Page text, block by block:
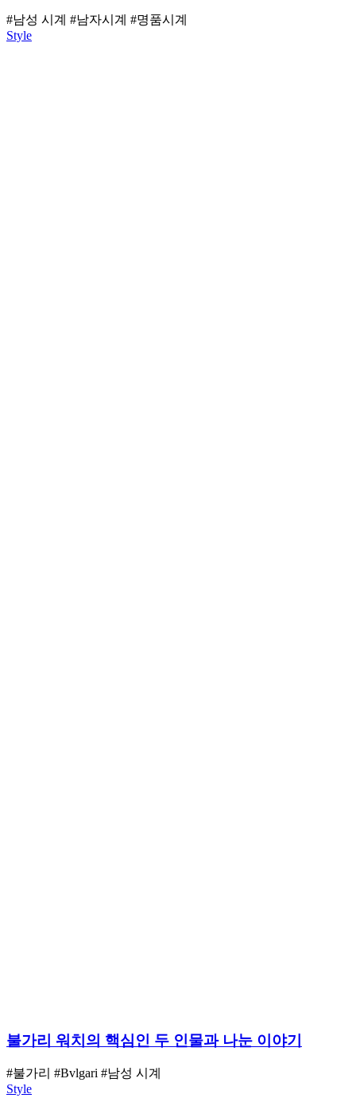
#남성 시계 #남자시계 #명품시계
Style
불가리 워치의 핵심인 두 인물과 나눈 이야기
#불가리 #Bvlgari #남성 시계
Style